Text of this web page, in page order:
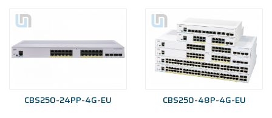
CBS250-24PP-4G-EU CBS250-48P-4G-EU